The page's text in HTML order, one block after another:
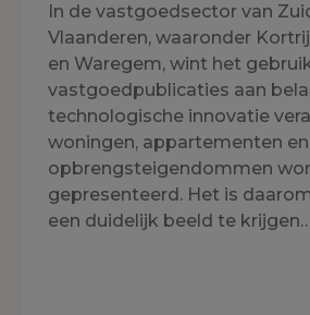
In de vastgoedsector van
Vlaanderen, waaronder
en Waregem, wint het
vastgoedpublicaties aan
technologische innovatie
woningen, appartementen en
opbrengsteigendommen
gepresenteerd. Het is
een duidelijk beeld te